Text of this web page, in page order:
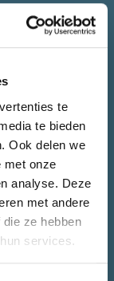
te
te bieden
Ook delen we
met onze
analyse. Deze
met andere
ze hebben
services.